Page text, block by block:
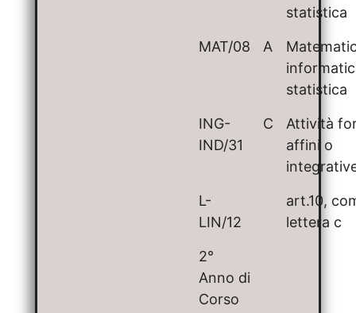
statistica
MAT/08 A
statistica
ING-
IND/31
C
Attività
affini o
L-
LIN/12
art.10,
lettera c
2°
Anno di
Corso